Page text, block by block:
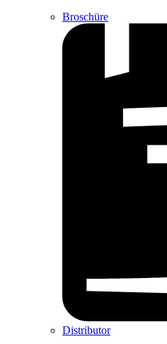
Broschüre
Distributor